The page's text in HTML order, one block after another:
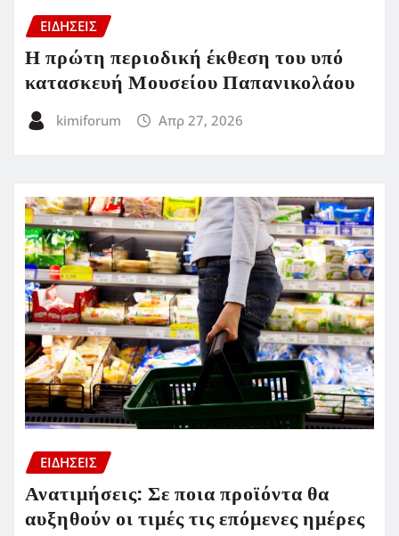
ΕΙΔΗΣΕΙΣ
Η πρώτη περιοδική έκθεση του υπό
κατασκευή Μουσείου Παπανικολάου
kimiforum Απρ 27, 2026
ΕΙΔΗΣΕΙΣ
Ανατιμήσεις: Σε ποια προϊόντα θα
αυξηθούν οι τιμές τις επόμενες ημέρες